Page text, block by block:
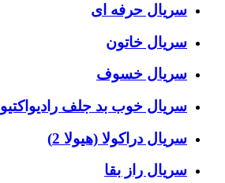
سریال حرفه ای
سریال خاتون
سریال خسوف
سریال خوب بد جلف رادیواکتیو
سریال دراکولا (هیولا 2)
سریال راز بقا